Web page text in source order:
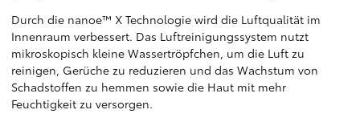
Durch die nanoe™ X Technologie wird die Luftqualität im
Innenraum verbessert. Das Luftreinigungssystem nutzt
mikroskopisch kleine Wassertröpfchen, um die Luft zu
reinigen, Gerüche zu reduzieren und das Wachstum von
Schadstoffen zu hemmen sowie die Haut mit mehr
Feuchtigkeit zu versorgen.